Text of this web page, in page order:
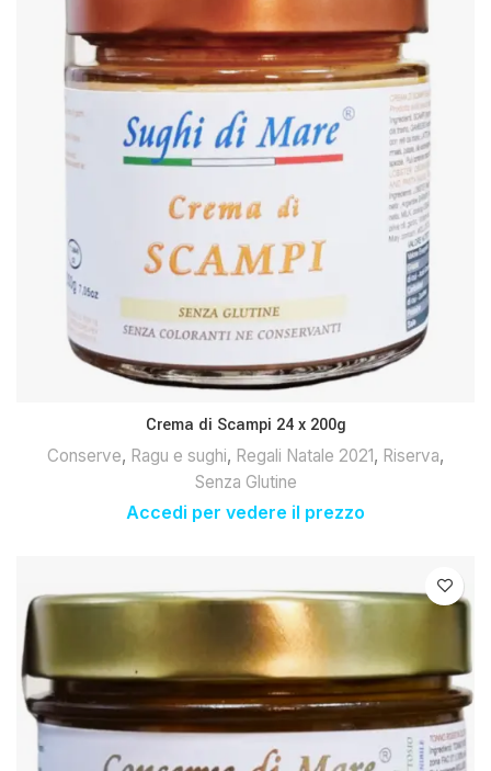
Crema di Scampi 24 x 200g
Conserve, Ragu e sughi, Regali Natale 2021, Riserva,
Senza Glutine
Accedi per vedere il prezzo